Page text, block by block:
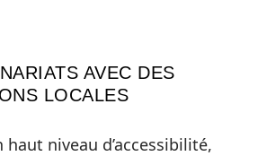
AVEC DES
LOCALES
haut niveau d’accessibilité,